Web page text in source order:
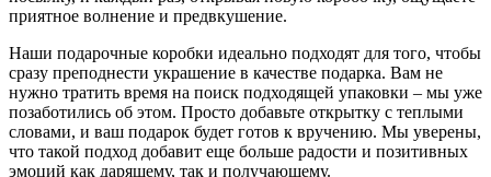
приятное волнение и предвкушение.
Наши подарочные коробки идеально подходят для того, чтобы
сразу преподнести украшение в качестве подарка. Вам не
нужно тратить время на поиск подходящей упаковки – мы уже
позаботились об этом. Просто добавьте открытку с теплыми
словами, и ваш подарок будет готов к вручению. Мы уверены,
что такой подход добавит еще больше радости и позитивных
эмоций как дарящему, так и получающему.